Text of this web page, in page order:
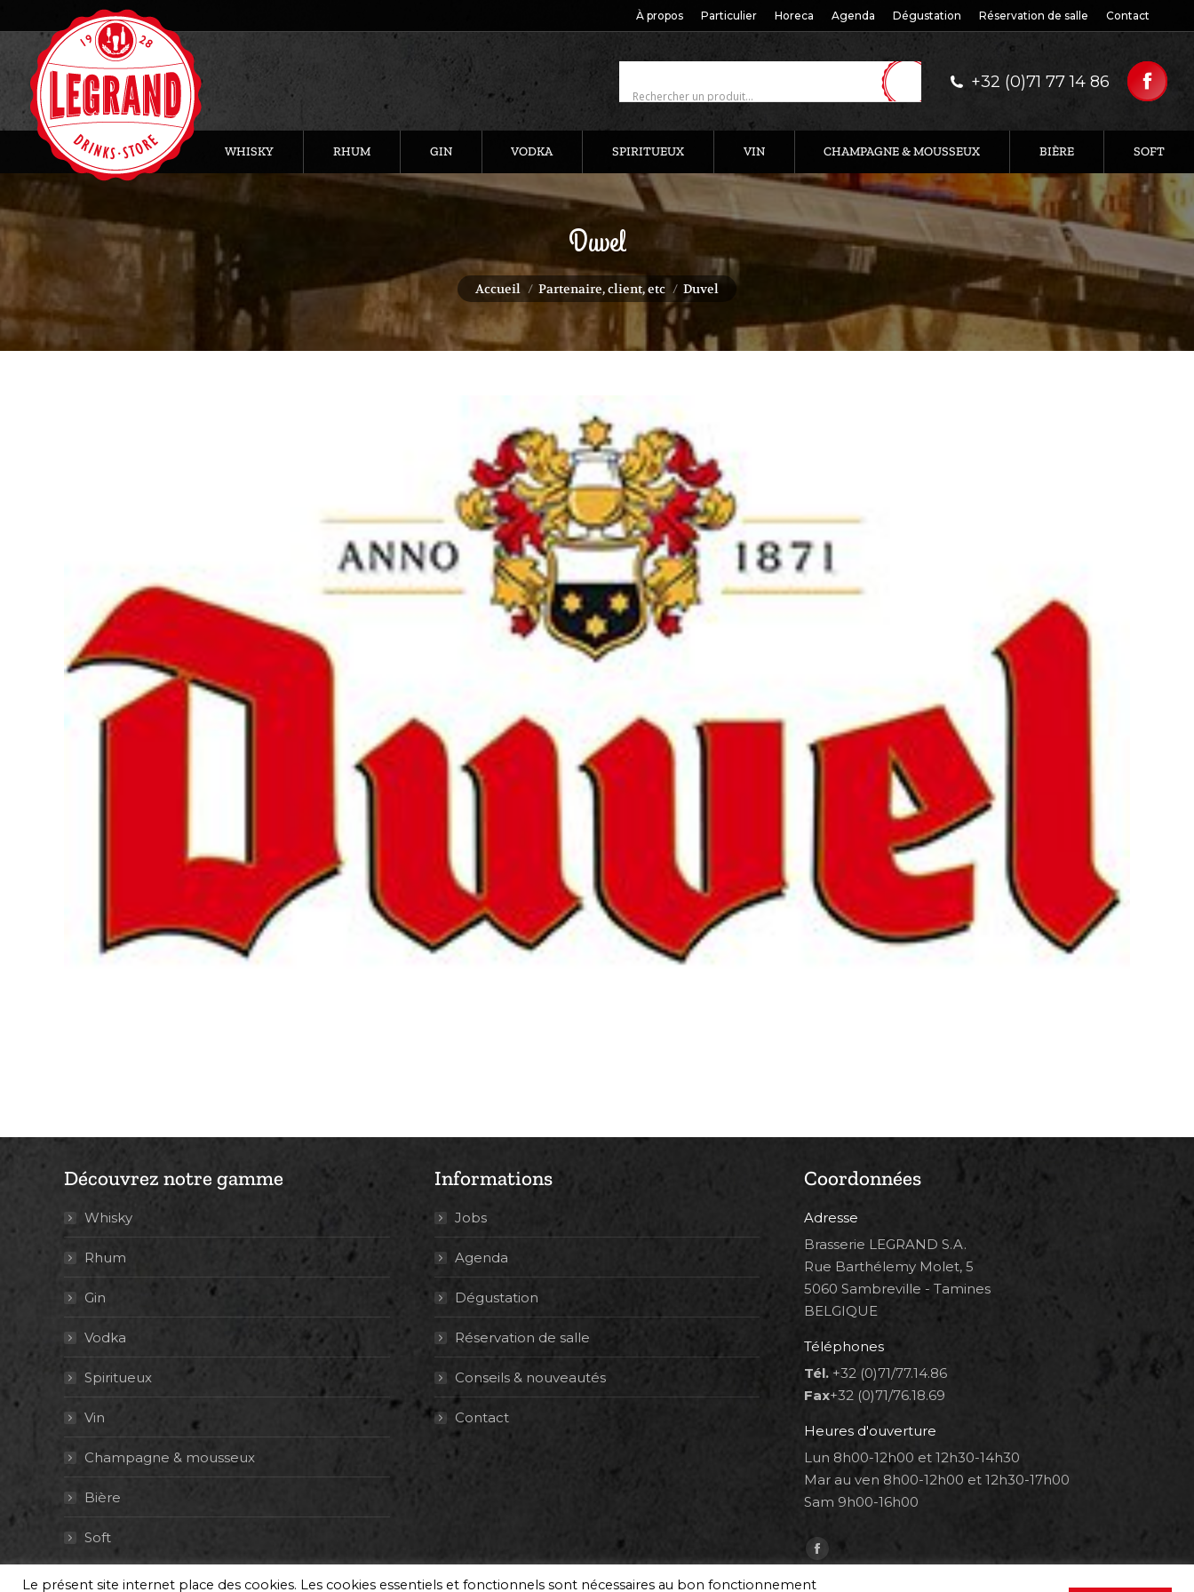
À propos Particulier Horeca Agenda Dégustation Réservation de salle Contact
+32 (0)71 77 14 86
WHISKY RHUM GIN VODKA SPIRITUEUX VIN CHAMPAGNE & MOUSSEUX BIÈRE SOFT
Duvel
Vous êtes ici :
Accueil Partenaire, client, etc Duvel
Découvrez notre gamme
Whisky
Rhum
Gin
Vodka
Spiritueux
Vin
Champagne & mousseux
Bière
Soft
Informations
Jobs
Agenda
Dégustation
Réservation de salle
Conseils & nouveautés
Contact
Coordonnées
Adresse
Brasserie LEGRAND S.A.
Rue Barthélemy Molet, 5
5060 Sambreville - Tamines
BELGIQUE
Téléphones
Tél. +32 (0)71/77.14.86
Fax+32 (0)71/76.18.69
Heures d'ouverture
Lun 8h00-12h00 et 12h30-14h30
Mar au ven 8h00-12h00 et 12h30-17h00
Sam 9h00-16h00
Trouvez nous sur :
Facebook
page
Le présent site internet place des cookies. Les cookies essentiels et fonctionnels sont nécessaires au bon fonctionnement